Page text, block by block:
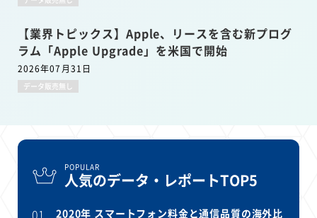
【業界トピックス】Apple、リースを含む新プログ
ラム「Apple Upgrade」を米国で開始
2026年07月31日
データ販売無し
POPULAR
人気のデータ・レポートTOP5
2020年 スマートフォン料金と通信品質の海外比